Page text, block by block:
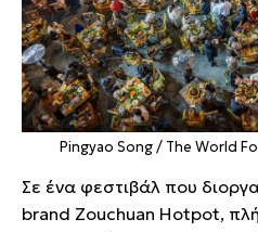
Pingyao Song / The World
Σε ένα φεστιβάλ που
brand Zouchuan Hotpot,